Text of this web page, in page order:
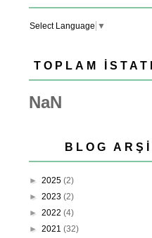
Select Language ▼
TOPLAM
NaN
BLOG
► 2025 (2)
► 2023 (2)
► 2022 (4)
► 2021 (32)